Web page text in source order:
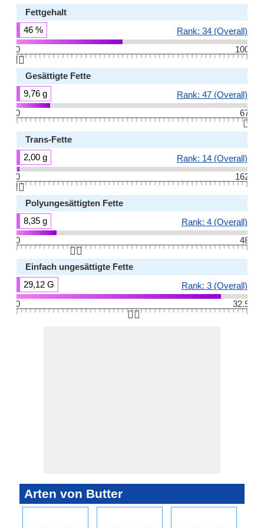
Fettgehalt
46 %
Rank: 34 (Overall)
0
100
👆🏻
Gesättigte Fette
9,76 g
Rank: 47 (Overall)
0
67
👆🏻
Trans-Fette
2,00 g
Rank: 14 (Overall)
0
162
👆🏻
Polyungesättigten Fette
8,35 g
Rank: 4 (Overall)
0
48
👆🏻
Einfach ungesättigte Fette
29,12 G
Rank: 3 (Overall)
0
32.9
👆🏻
Arten von Butter